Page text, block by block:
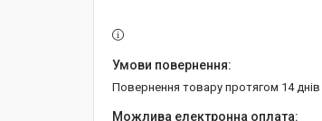
повернення товару протягом 14 днів